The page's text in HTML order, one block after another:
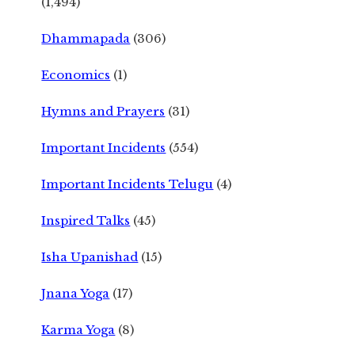
Dhammapada (306)
Economics (1)
Hymns and Prayers (31)
Important Incidents (554)
Important Incidents Telugu (4)
Inspired Talks (45)
Isha Upanishad (15)
Jnana Yoga (17)
Karma Yoga (8)